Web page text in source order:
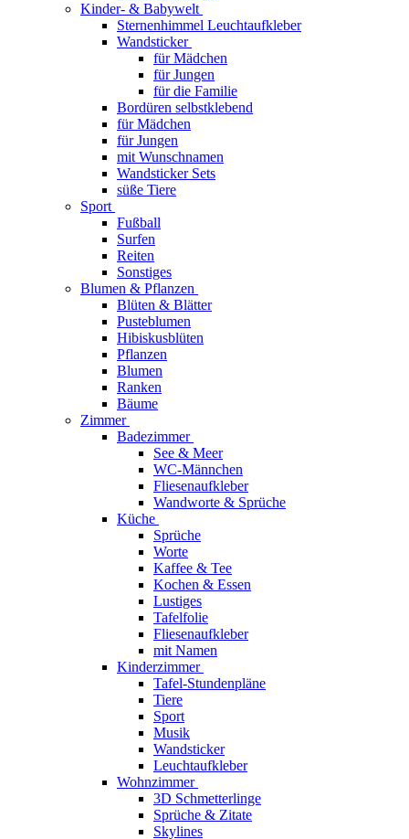
Kinder- & Babywelt
Sternenhimmel Leuchtaufkleber
Wandsticker
für Mädchen
für Jungen
für die Familie
Bordüren selbstklebend
für Mädchen
für Jungen
mit Wunschnamen
Wandsticker Sets
süße Tiere
Sport
Fußball
Surfen
Reiten
Sonstiges
Blumen & Pflanzen
Blüten & Blätter
Pusteblumen
Hibiskusblüten
Pflanzen
Blumen
Ranken
Bäume
Zimmer
Badezimmer
See & Meer
WC-Männchen
Fliesenaufkleber
Wandworte & Sprüche
Küche
Sprüche
Worte
Kaffee & Tee
Kochen & Essen
Lustiges
Tafelfolie
Fliesenaufkleber
mit Namen
Kinderzimmer
Tafel-Stundenpläne
Tiere
Sport
Musik
Wandsticker
Leuchtaufkleber
Wohnzimmer
3D Schmetterlinge
Sprüche & Zitate
Skylines